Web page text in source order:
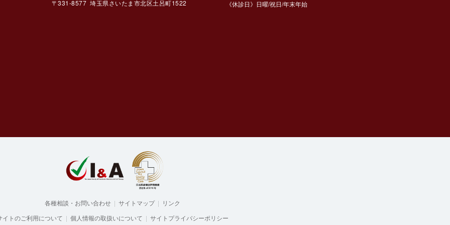
〒331-8577 埼玉県さいたま市北区土呂町1522
《休診日》日曜/祝日/年末年始
各種相談・お問い合わせ | サイトマップ| リンク
イトのご利用について | 個人情報の取扱いについて | サイトプライバシーポリシー